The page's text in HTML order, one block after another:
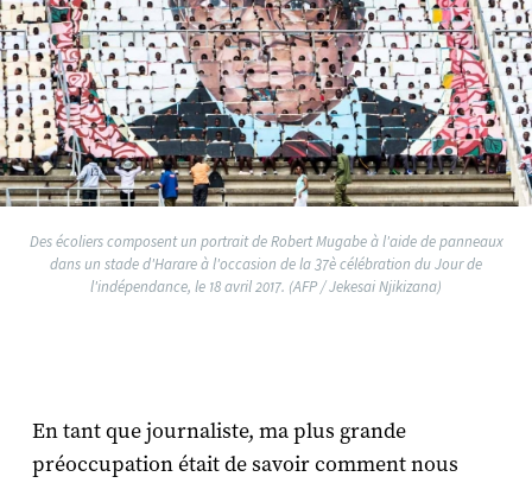
Des écoliers composent un portrait de Robert Mugabe à l'aide de panneaux
dans un stade d'Harare à l'occasion de la 37è célébration du Jour de
l'indépendance, le 18 avril 2017. (AFP / Jekesai Njikizana)
En tant que journaliste, ma plus grande
préoccupation était de savoir comment nous